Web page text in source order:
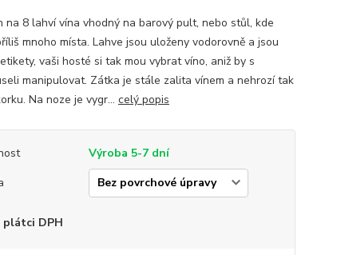
na 8 lahví vína vhodný na barový pult, nebo stůl, kde
mnoho místa. Lahve jsou uloženy vodorovně a jsou
vaši hosté si tak mou vybrat víno, aniž by s
manipulovat. Zátka je stále zalita vínem a nehrozí tak
Na noze je vygr... celý popis
Výroba 5-7 dní
plátci DPH